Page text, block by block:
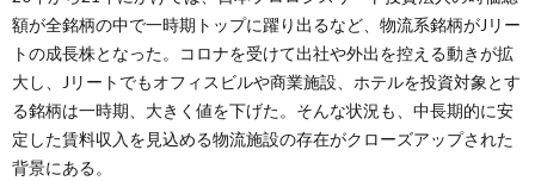
額が全銘柄の中で一時期トップに躍り出るなど、物流系銘柄がJリー
トの成長株となった。コロナを受けて出社や外出を控える動きが拡
大し、Jリートでもオフィスビルや商業施設、ホテルを投資対象とす
る銘柄は一時期、大きく値を下げた。そんな状況も、中長期的に安
定した賃料収入を見込める物流施設の存在がクローズアップされた
背景にある。